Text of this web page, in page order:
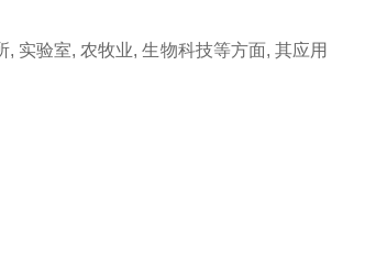
, 实验室, 农牧业,生物科技等方面,其应用